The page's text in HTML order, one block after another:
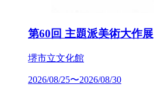
第60回 主題派美術大作展
堺市立文化館
2026/08/25〜2026/08/30